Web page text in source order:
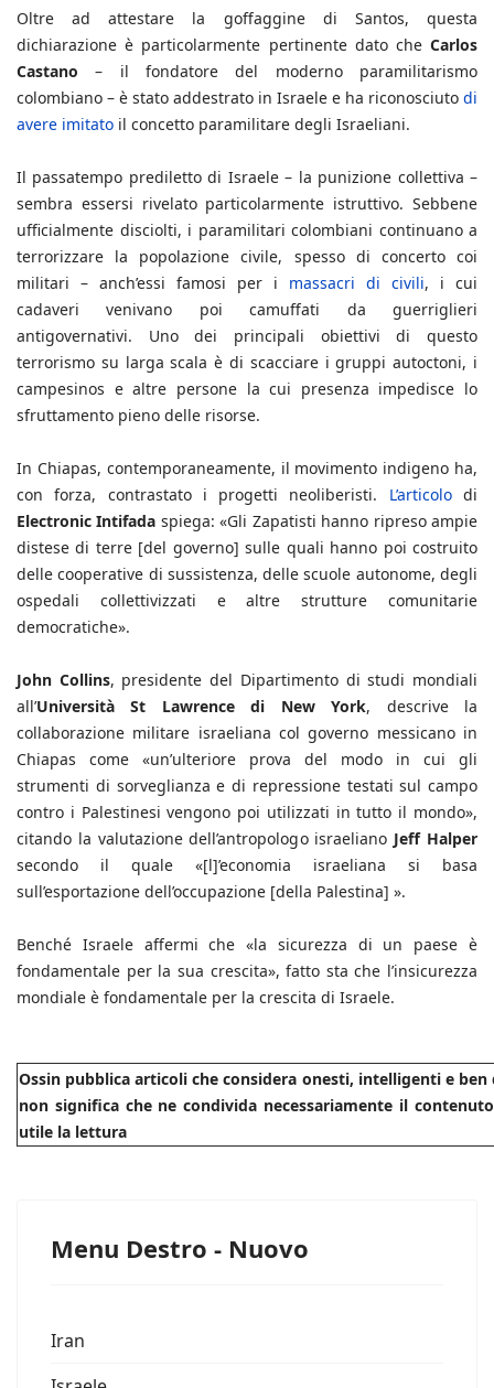
Oltre ad attestare la goffaggine di Santos, questa
dichiarazione è particolarmente pertinente dato che Carlos
Castano – il fondatore del moderno paramilitarismo
colombiano – è stato addestrato in Israele e ha riconosciuto di
avere imitato il concetto paramilitare degli Israeliani.
Il passatempo prediletto di Israele – la punizione collettiva –
sembra essersi rivelato particolarmente istruttivo. Sebbene
ufficialmente disciolti, i paramilitari colombiani continuano a
terrorizzare la popolazione civile, spesso di concerto coi
militari – anch’essi famosi per i massacri di civili, i cui
cadaveri venivano poi camuffati da guerriglieri
antigovernativi. Uno dei principali obiettivi di questo
terrorismo su larga scala è di scacciare i gruppi autoctoni, i
campesinos e altre persone la cui presenza impedisce lo
sfruttamento pieno delle risorse.
In Chiapas, contemporaneamente, il movimento indigeno ha,
con forza, contrastato i progetti neoliberisti. L’articolodi
Electronic Intifada spiega: «Gli Zapatisti hanno ripreso ampie
distese di terre [del governo] sulle quali hanno poi costruito
delle cooperative di sussistenza, delle scuole autonome, degli
ospedali collettivizzati e altre strutture comunitarie
democratiche».
John Collins, presidente del Dipartimento di studi mondiali
all’Università St Lawrence di New York, descrive la
collaborazione militare israeliana col governo messicano in
Chiapas come «un’ulteriore prova del modo in cui gli
strumenti di sorveglianza e di repressione testati sul campo
contro i Palestinesi vengono poi utilizzati in tutto il mondo»,
citando la valutazione dell’antropologo israeliano Jeff Halper
secondo il quale «[l]’economia israeliana si basa
sull’esportazione dell’occupazione [della Palestina] ».
Benché Israele affermi che «la sicurezza di un paese è
fondamentale per la sua crescita», fatto sta che l’insicurezza
mondiale è fondamentale per la crescita di Israele.
Ossin pubblica articoli che considera onesti, intelligenti e
non significa che ne condivida necessariamente il
utile la lettura
Menu Destro - Nuovo
Iran